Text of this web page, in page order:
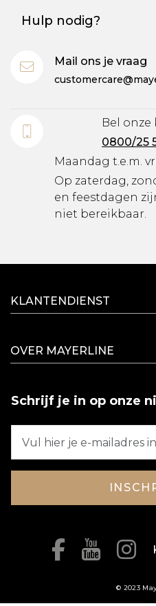
Hulp nodig?
Mail ons je vraag
Bel
0800/25
Maandag t.e.m.
Op zaterdag,
en feestdagen
niet bereikbaar.
KLANTENDIENST
OVER MAYERLINE
Schrijf je in op onze
© 2023